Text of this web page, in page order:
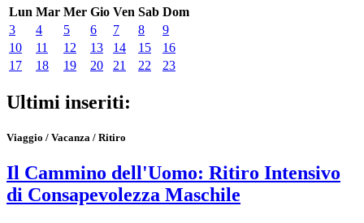
Lun Mar Mer Gio Ven Sab Dom
3
4 5 6 7 8
9
10
11 12 13 14 15
16
17
18 19 20 21 22 23
Ultimi inseriti:
Viaggio / Vacanza / Ritiro
Il Cammino dell'Uomo: Ritiro Intensivo
di Consapevolezza Maschile